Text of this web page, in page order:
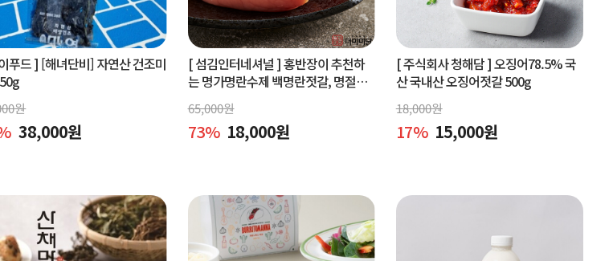
푸드 ] [해녀단비] 자연산 건조미
원
38,000원
[ 섬김인터네셔널 ]홍반장이 추천하
는 명가명란수제 백명란젓갈, 명절선
물세트,공동구매
65,000원
73% 18,000원
[ 주식회사 청해담 ]오징어78.5% 국
산 국내산 오징어젓갈 500g
18,000원
17% 15,000원